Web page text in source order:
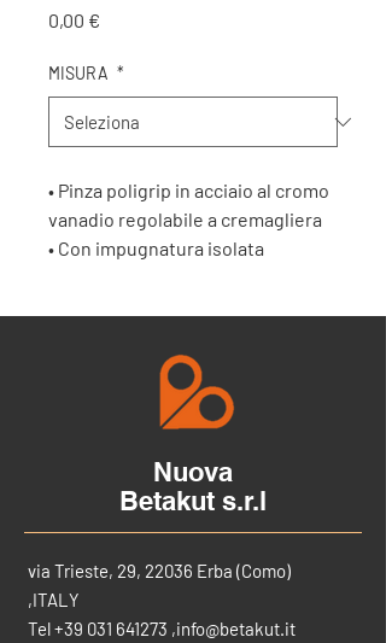
0,00 €
MISURA *
• Pinza poligrip in acciaio al cromo
vanadio regolabile a cremagliera
• Con impugnatura isolata
Nuova
Betakut s.r.l
via Trieste, 29, 22036 Erba (Como)
,ITALY
Tel+39 031 641273 ,info@betakut.it